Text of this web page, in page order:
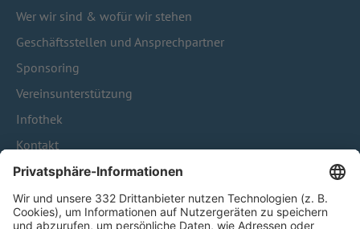
Wer wir sind & wofür wir stehen
Geschäftsstellen und Ansprechpartner
Sponsoring
Vereinsunterstützung
Infothek
Kontakt
HÄUFIG BESUCHTE SEITEN
Pässe und Vereinswechsel